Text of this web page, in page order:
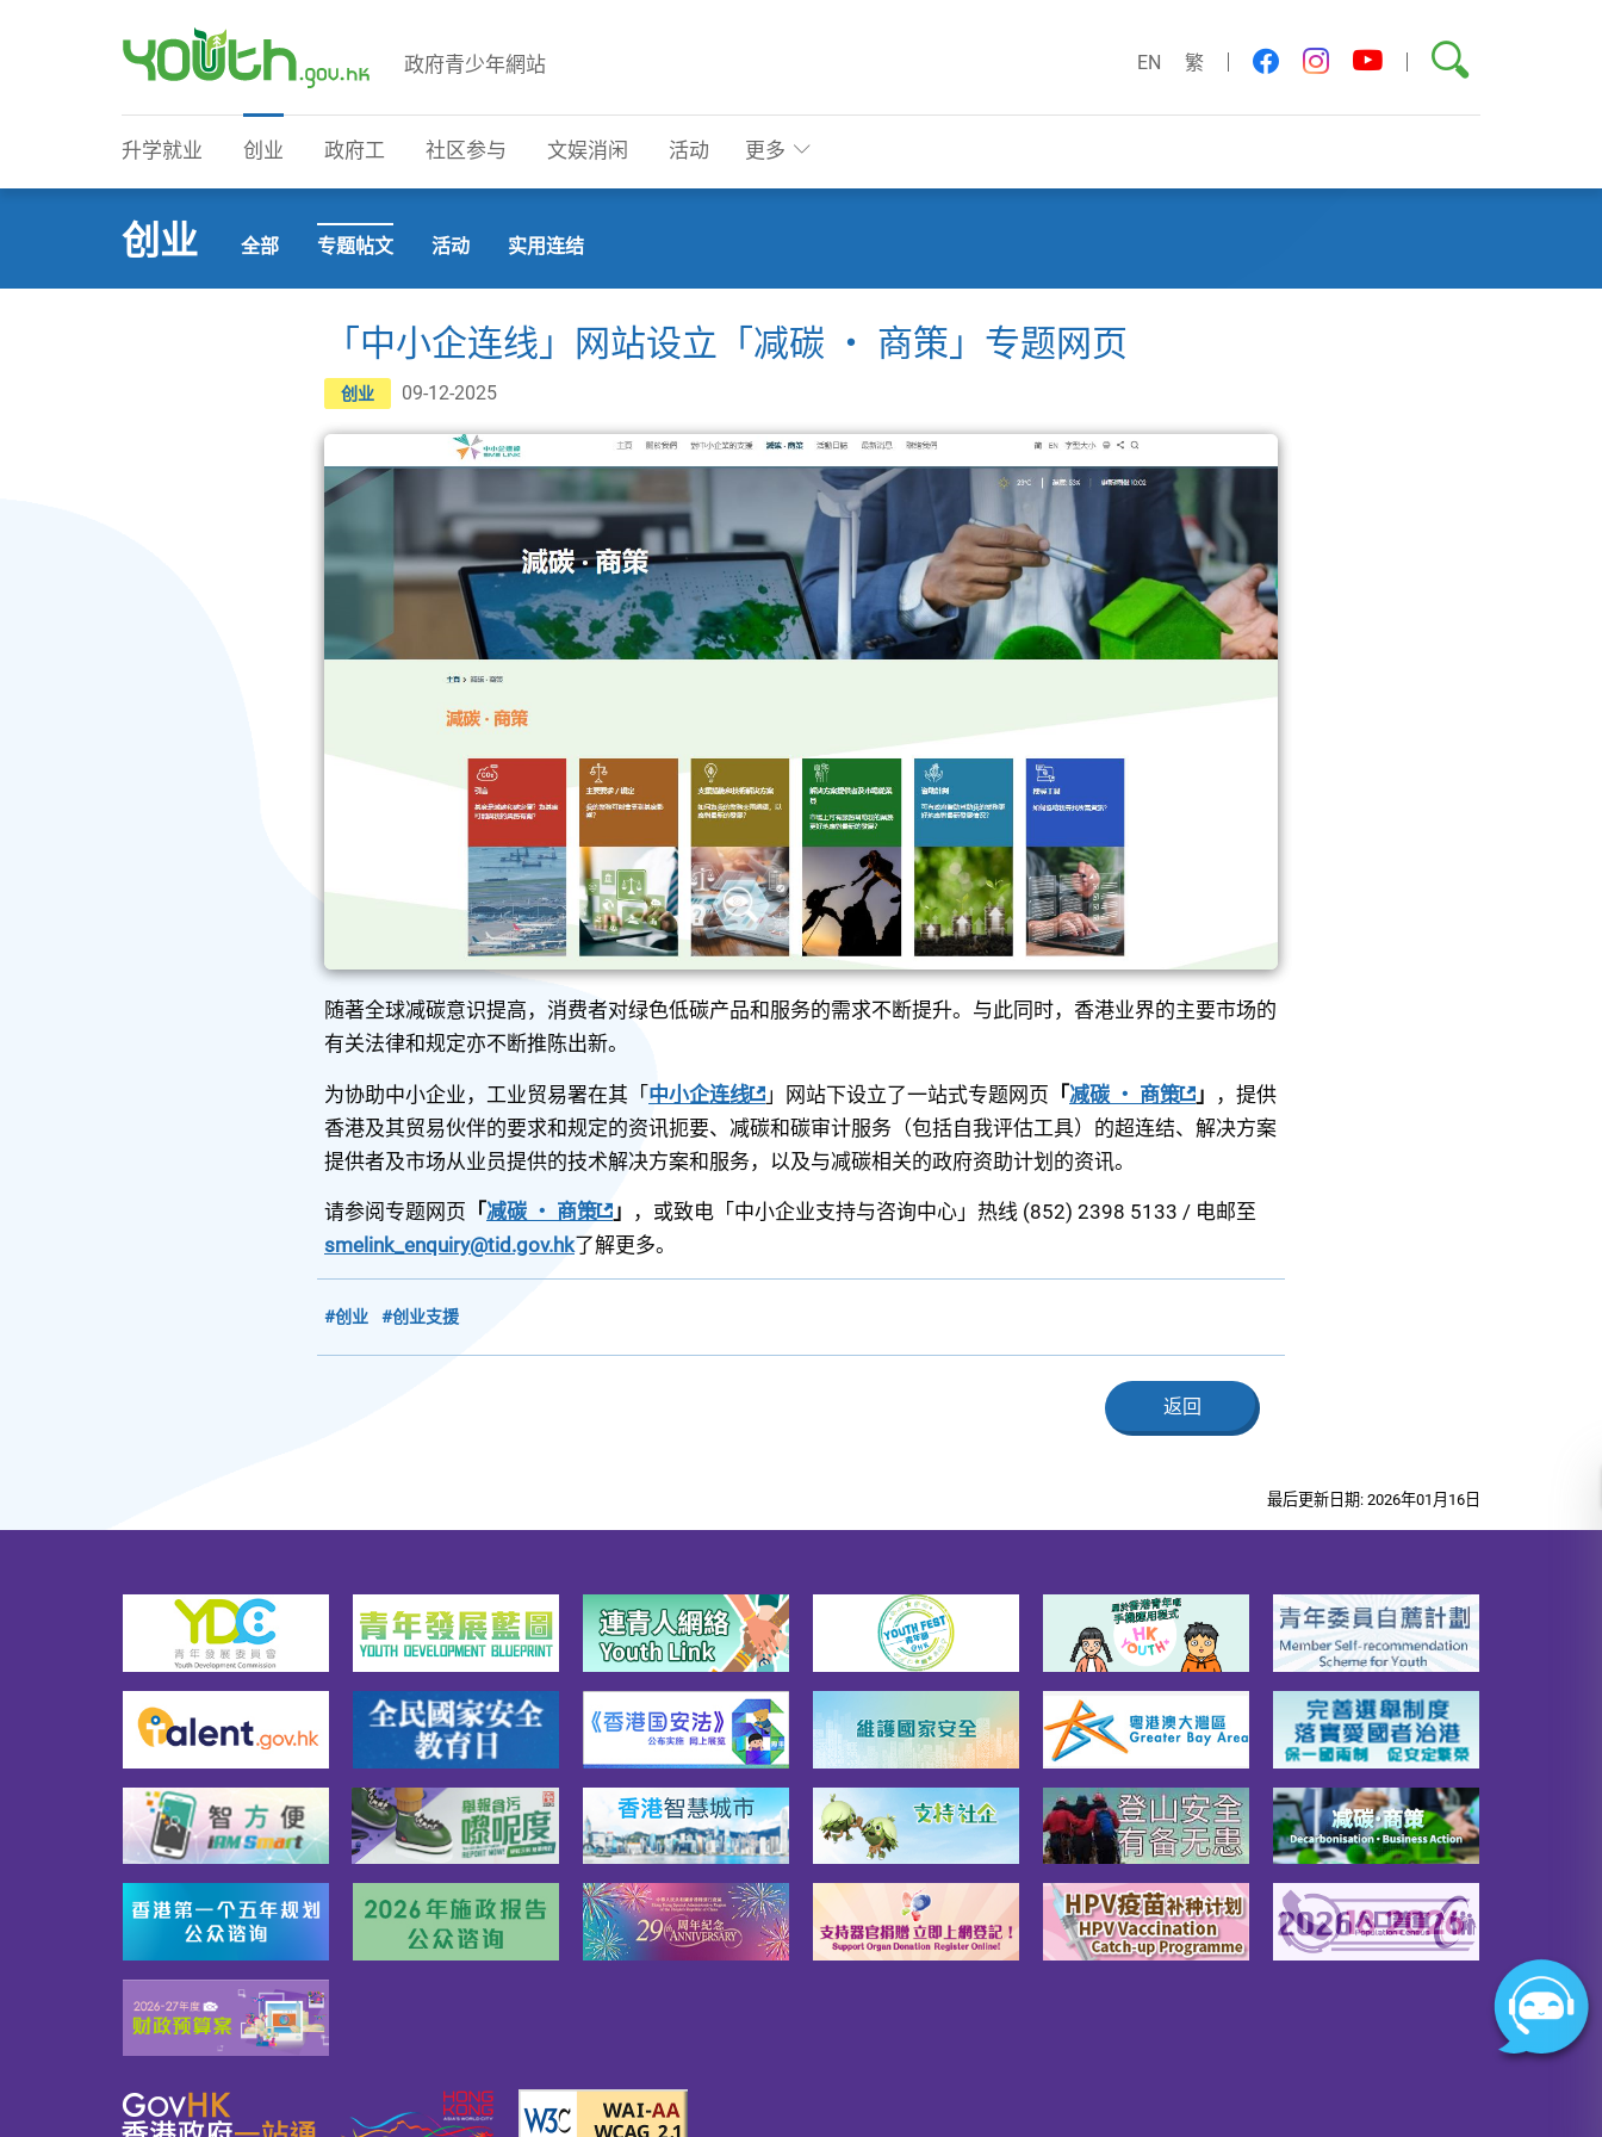
政府青少年網站 EN 繁 facebookinstagram
youtube
搜索
升学就业 创业 政府工 社区参与 文娱消闲 活动 更多
创业 全部 专题帖文 活动 实用连结
「中小企连线」网站设立「减碳 ‧ 商策」专题网页
创业 09-12-2025
随著全球减碳意识提高，消费者对绿色低碳产品和服务的需求不断提升。与此同时，香港业界的主要市场的
有关法律和规定亦不断推陈出新。
为协助中小企业，工业贸易署在其「中小企连线 」网站下设立了一站式专题网页 「减碳 ‧ 商策 」 ，提供
香港及其贸易伙伴的要求和规定的资讯扼要、减碳和碳审计服务（包括自我评估工具）的超连结、解决方案
提供者及市场从业员提供的技术解决方案和服务，以及与减碳相关的政府资助计划的资讯。
请参阅专题网页 「减碳 ‧ 商策 」 ，或致电「中小企业支持与咨询中心」热线 (852) 2398 5133 / 电邮至
smelink_enquiry@tid.gov.hk了解更多。
#创业 #创业支援
返回
最后更新日期: 2026年01月16日